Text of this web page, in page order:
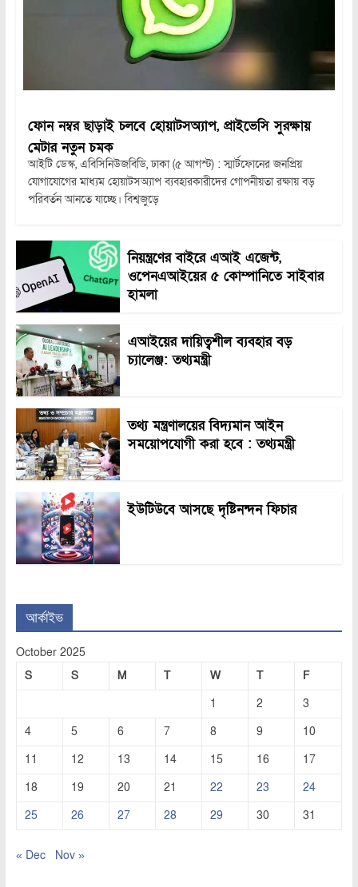
ফোন নম্বর ছাড়াই চলবে হোয়াটসঅ্যাপ, প্রাইভেসি সুরক্ষায়
মেটার নতুন চমক
আইটি ডেস্ক, এবিসিনিউজবিডি, ঢাকা (৫ আগস্ট) : স্মার্টফোনের জনপ্রিয়
যোগাযোগের মাধ্যম হোয়াটসঅ্যাপ ব্যবহারকারীদের গোপনীয়তা রক্ষায় বড়
পরিবর্তন আনতে যাচ্ছে। বিশ্বজুড়ে
নিয়ন্ত্রণের বাইরে এআই এজেন্ট,
ওপেনএআইয়ের ৫ কোম্পানিতে সাইবার
হামলা
এআইয়ের দায়িত্বশীল ব্যবহার বড়
চ্যালেঞ্জ: তথ্যমন্ত্রী
তথ্য মন্ত্রণালয়ের বিদ্যমান আইন
সময়োপযোগী করা হবে : তথ্যমন্ত্রী
ইউটিউবে আসছে দৃষ্টিনন্দন ফিচার
আর্কাইভ
October 2025
S
S M T W T
F
1
2
3
4
5 6 7 8 9
10
11
12 13 14 15 16
17
18
19 20 21 22 23
24
25
26 27 28 29 30 31
« Dec Nov »